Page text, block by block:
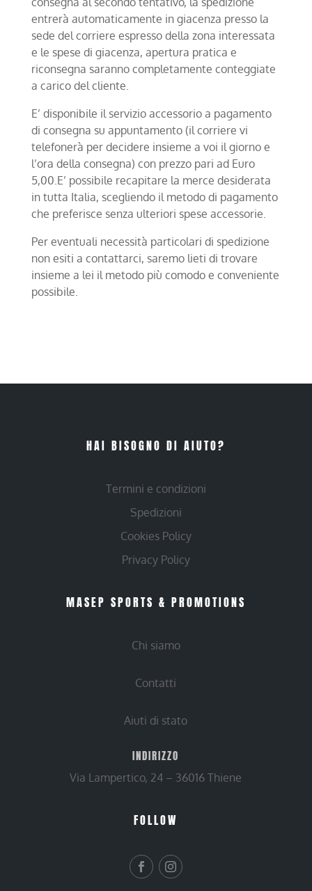
entrerà automaticamente in giacenza presso la
sede del corriere espresso della zona interessata
e le spese di giacenza, apertura pratica e
riconsegna saranno completamente conteggiate
a carico del cliente.
E’ disponibile il servizio accessorio a pagamento
di consegna su appuntamento (il corriere vi
telefonerà per decidere insieme a voi il giorno e
l’ora della consegna) con prezzo pari ad Euro
5,00.E’ possibile recapitare la merce desiderata
in tutta Italia, scegliendo il metodo di pagamento
che preferisce senza ulteriori spese accessorie.
Per eventuali necessità particolari di spedizione
non esiti a contattarci, saremo lieti di trovare
insieme a lei il metodo più comodo e conveniente
possibile.
HAI BISOGNO DI AIUTO?
Termini e condizioni
Spedizioni
Cookies Policy
Privacy Policy
MASEP SPORTS & PROMOTIONS
Chi siamo
Contatti
Aiuti di stato
INDIRIZZO
Via Lampertico, 24 – 36016 Thiene
FOLLOW